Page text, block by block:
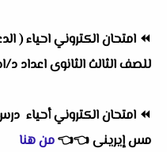
⏪ امتحان الكتروني احياء (
للصف الثالث الثانوى اعداد
⏪
مس إيرينى👈
👈من هنا